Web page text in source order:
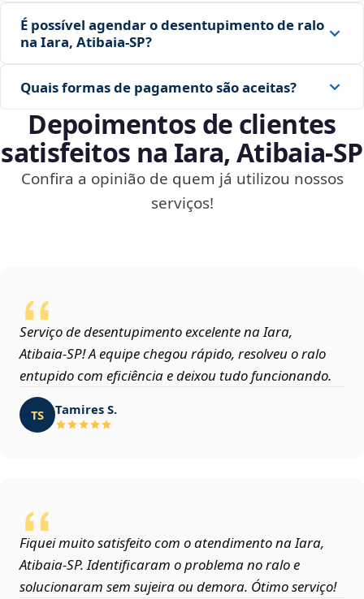
É possível agendar o desentupimento de ralo
na Iara, Atibaia‑SP?
Quais formas de pagamento são aceitas?
Depoimentos de clientes
satisfeitos na Iara, Atibaia‑SP
Confira a opinião de quem já utilizou nossos
serviços!
Serviço de desentupimento excelente na Iara,
Atibaia‑SP! A equipe chegou rápido, resolveu o ralo
entupido com eficiência e deixou tudo funcionando.
TS Tamires S.
Fiquei muito satisfeito com o atendimento na Iara,
Atibaia‑SP. Identificaram o problema no ralo e
solucionaram sem sujeira ou demora. Ótimo serviço!